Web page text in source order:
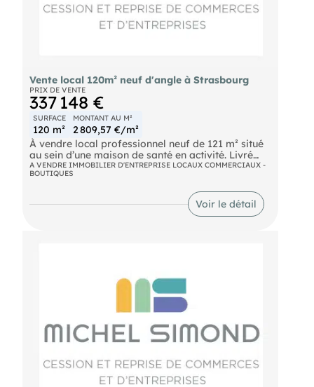
Vente local 120m² neuf d'angle à Strasbourg
PRIX DE VENTE
337 148 €
SURFACE
120 m²
MONTANT AU M²
2 809,57 €/m²
À vendre local professionnel neuf de 121 m² situé
au sein d’une maison de santé en activité. Livré
brut de chape – fluides en attente, à aménager
selon projet. Vitrine 8 m linéaires – accessibilité
PMR – stationnement à proximité. Pôle médical
existant : médecins généralistes (3),
kinésithérapeutes (2), laboratoire, ostéopathe,
233 habitants à 15 min à pied • 187 841 habitants à
15 min en voiture Dossier communiqué après
A VENDRE IMMOBILIER D'ENTREPRISE LOCAUX COMMERCIAUX -
BOUTIQUES
Voir le détail